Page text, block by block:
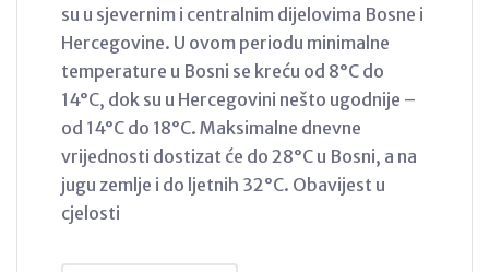
su u sjevernim i centralnim dijelovima Bosne i
Hercegovine. U ovom periodu minimalne
temperature u Bosni se kreću od 8°C do
14°C, dok su u Hercegovini nešto ugodnije –
od 14°C do 18°C. Maksimalne dnevne
vrijednosti dostizat će do 28°C u Bosni, a na
jugu zemlje i do ljetnih 32°C. Obavijest u
cjelosti